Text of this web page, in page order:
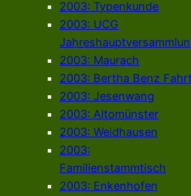
2003: Typenkunde
2003: UCG
2003: Maurach
2003: Bertha Benz
2003: Jesenwang
2003: Altomünster
2003: Weidhausen
2003:
Familienstammtisch
2003: Enkenhofen